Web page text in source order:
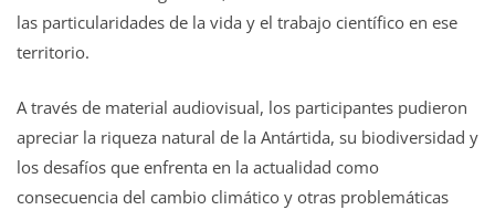
las particularidades de la vida y el trabajo científico en ese
territorio.
A través de material audiovisual, los participantes pudieron
apreciar la riqueza natural de la Antártida, su biodiversidad y
los desafíos que enfrenta en la actualidad como
consecuencia del cambio climático y otras problemáticas